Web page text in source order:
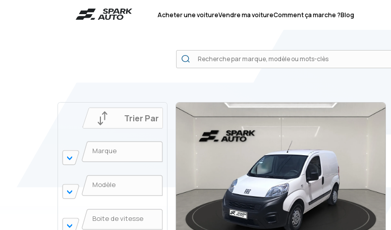
Acheter une voitureVendre ma voitureComment ça marche ?Blog
Trier Par